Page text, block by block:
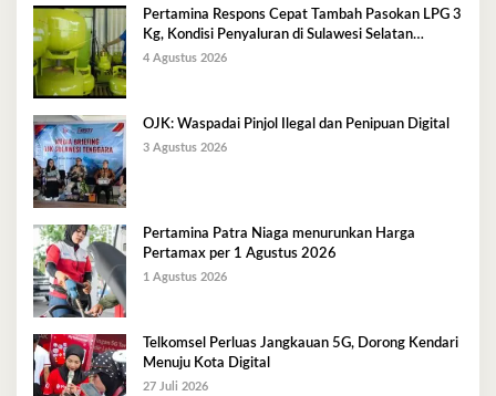
Pertamina Respons Cepat Tambah Pasokan LPG 3
Kg, Kondisi Penyaluran di Sulawesi Selatan
Berlangsung Kondusif
4 Agustus 2026
OJK: Waspadai Pinjol Ilegal dan Penipuan Digital
3 Agustus 2026
Pertamina Patra Niaga menurunkan Harga
Pertamax per 1 Agustus 2026
1 Agustus 2026
Telkomsel Perluas Jangkauan 5G, Dorong Kendari
Menuju Kota Digital
27 Juli 2026